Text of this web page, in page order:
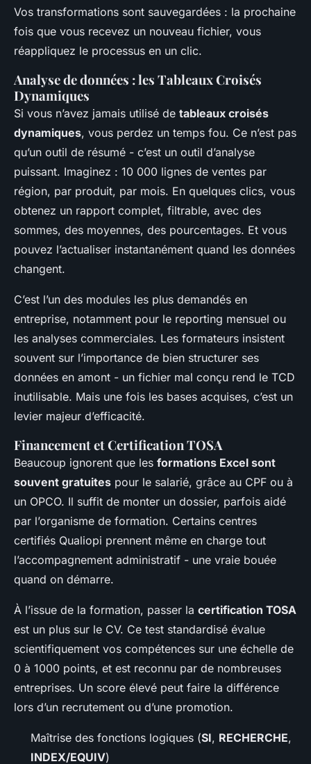
Vos transformations sont sauvegardées : la prochaine
fois que vous recevez un nouveau fichier, vous
réappliquez le processus en un clic.
Analyse de données : les Tableaux Croisés
Dynamiques
Si vous n’avez jamais utilisé de tableaux croisés
dynamiques, vous perdez un temps fou. Ce n’est pas
qu’un outil de résumé - c’est un outil d’analyse
puissant. Imaginez : 10 000 lignes de ventes par
région, par produit, par mois. En quelques clics, vous
obtenez un rapport complet, filtrable, avec des
sommes, des moyennes, des pourcentages. Et vous
pouvez l’actualiser instantanément quand les données
changent.
C’est l’un des modules les plus demandés en
entreprise, notamment pour le reporting mensuel ou
les analyses commerciales. Les formateurs insistent
souvent sur l’importance de bien structurer ses
données en amont - un fichier mal conçu rend le TCD
inutilisable. Mais une fois les bases acquises, c’est un
levier majeur d’efficacité.
Financement et Certification TOSA
Beaucoup ignorent que les formations Excel sont
souvent gratuites pour le salarié, grâce au CPF ou à
un OPCO. Il suffit de monter un dossier, parfois aidé
par l’organisme de formation. Certains centres
certifiés Qualiopi prennent même en charge tout
l’accompagnement administratif - une vraie bouée
quand on démarre.
À l’issue de la formation, passer la certification TOSA
est un plus sur le CV. Ce test standardisé évalue
scientifiquement vos compétences sur une échelle de
0 à 1000 points, et est reconnu par de nombreuses
entreprises. Un score élevé peut faire la différence
lors d’un recrutement ou d’une promotion.
Maîtrise des fonctions logiques (SI, RECHERCHE,
INDEX/EQUIV)